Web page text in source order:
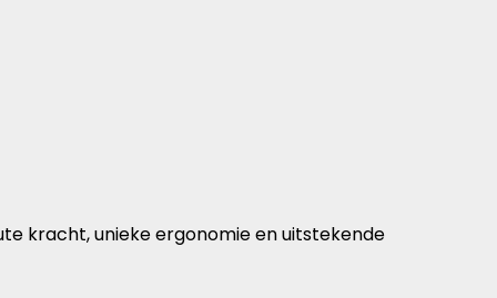
kracht, unieke ergonomie en uitstekende